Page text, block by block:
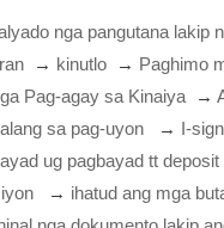
nga pangutana lakip
→ kinutlo → Paghimo
Pag-agay sa Kinaiya
→
sa pag-uyon
→ I-
ug pagbayad tt deposit
→ ihatud ang mga